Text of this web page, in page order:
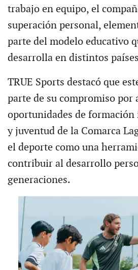
trabajo en equipo, el
superación personal,
parte del modelo educativo
desarrolla en distintos
TRUE Sports destacó que
parte de su compromiso por
oportunidades de
y juventud de la Comarca
el deporte como una
contribuir al desarrollo
generaciones.